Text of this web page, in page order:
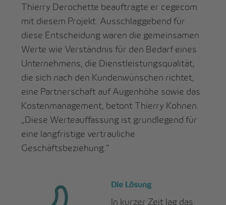
Thierry Derochette beauftragte er cegecom
mit diesem Projekt. Ausschlaggebend für
diese Entscheidung waren die gemeinsamen
Werte wie Verständnis für den Bedarf eines
Unternehmens, die Dienstleistungsqualität,
die sich nach den Kundenwünschen richtet,
eine Partnerschaft auf Augenhöhe sowie das
Kostenmanagement, betont Thierry Kohnen.
„Diese Werteauffassung ist grundlegend für
eine langfristige vertrauliche
Geschäftsbeziehung.“
Die Lösung
In kurzer Zeit lag das